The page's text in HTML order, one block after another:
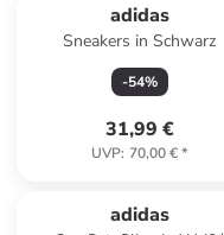
adidas
Sneakers in Schwarz
-54%
31,99 €
UVP: 70,00 €*
adidas